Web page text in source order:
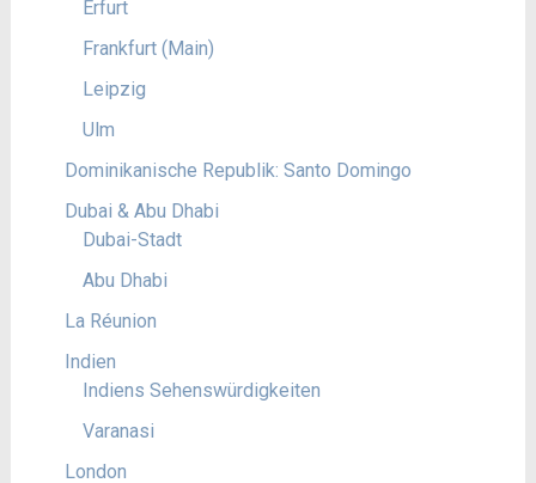
Erfurt
Frankfurt (Main)
Leipzig
Ulm
Dominikanische Republik: Santo Domingo
Dubai & Abu Dhabi
Dubai-Stadt
Abu Dhabi
La Réunion
Indien
Indiens Sehenswürdigkeiten
Varanasi
London